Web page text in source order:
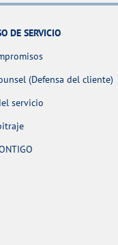
DE SERVICIO
(Defensa del cliente)
servicio